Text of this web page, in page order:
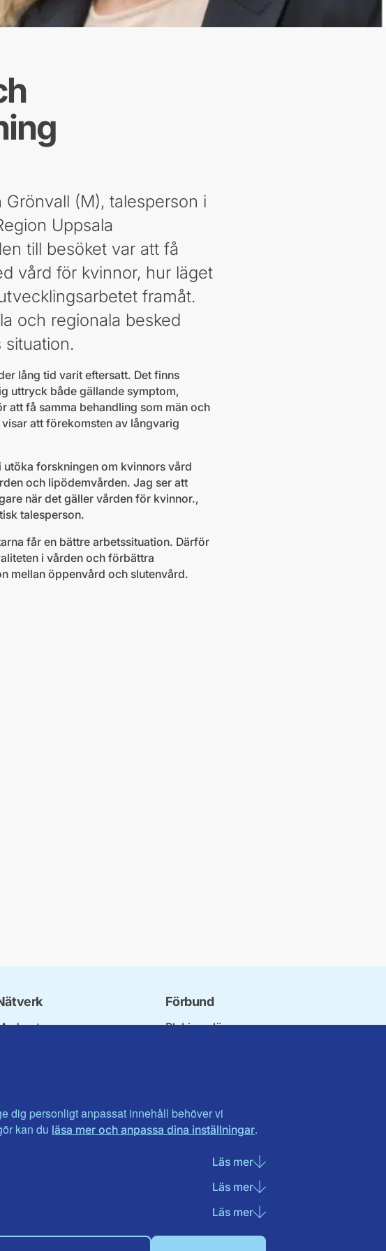
dig personligt anpassat innehåll behöver vi
kan du läsa mer och anpassa dina inställningar.
Läs merom Nödvändiga cookies
Läs merom Statistik cookies
Läs merom Marknadsföring
(M), talesperson i
Uppsala
till besöket var att få
vård för kvinnor, hur läget
framåt.
och regionala besked
lång tid varit eftersatt. Det finns
uttryck både gällande symptom,
att få samma behandling som män och
att förekomsten av långvarig
forskningen om kvinnors vård
och lipödemvården. Jag ser att
när det gäller vården för kvinnor.,
talesperson.
får en bättre arbetssituation. Därför
i vården och förbättra
mellan öppenvård och slutenvård.
Jarl Hjalmarson
Förbund
Blekinge län
Visa fler ...